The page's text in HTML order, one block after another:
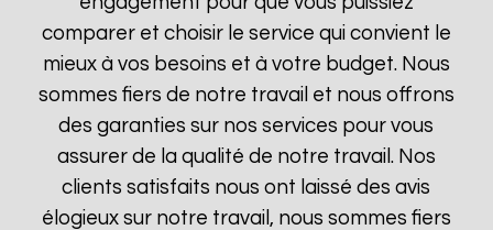
comparer et choisir le service qui convient le
mieux à vos besoins et à votre budget. Nous
sommes fiers de notre travail et nous offrons
des garanties sur nos services pour vous
assurer de la qualité de notre travail. Nos
clients satisfaits nous ont laissé des avis
élogieux sur notre travail, nous sommes fiers